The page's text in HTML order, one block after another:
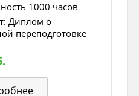
1000 часов
Диплом о
переподготовке